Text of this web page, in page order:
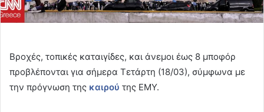
Βροχές, τοπικές καταιγίδες, και άνεμοι έως 8 μποφόρ
προβλέπονται για σήμερα Τετάρτη (18/03), σύμφωνα με
την πρόγνωση της καιρού της ΕΜΥ.